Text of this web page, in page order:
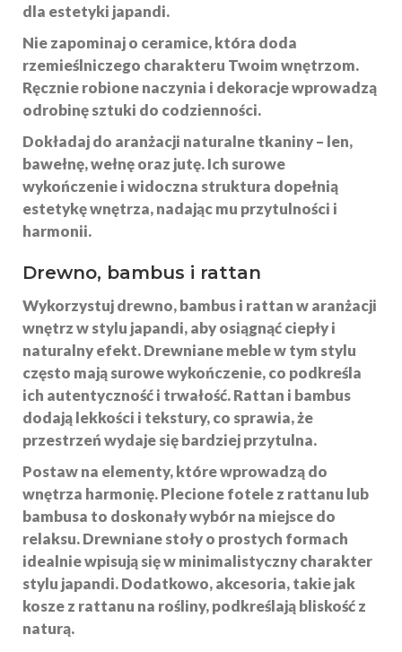
dla estetyki japandi.
Nie zapominaj o ceramice, która doda
rzemieślniczego charakteru Twoim wnętrzom.
Ręcznie robione naczynia i dekoracje wprowadzą
odrobinę sztuki do codzienności.
Dokładaj do aranżacji naturalne tkaniny– len,
bawełnę, wełnę oraz jutę. Ich surowe
wykończenie i widoczna struktura dopełnią
estetykę wnętrza, nadając mu przytulności i
harmonii.
Drewno, bambus i rattan
Wykorzystujdrewno,bambusi rattanw aranżacji
wnętrz w stylu japandi, aby osiągnąć ciepły i
naturalny efekt. Drewniane meble w tym stylu
często mają surowe wykończenie, co podkreśla
ich autentyczność i trwałość. Rattan i bambus
dodają lekkości i tekstury, co sprawia, że
przestrzeń wydaje się bardziej przytulna.
Postaw na elementy, które wprowadzą do
wnętrza harmonię. Plecione fotele z rattanu lub
bambusa to doskonały wybór na miejsce do
relaksu. Drewniane stoły o prostych formach
idealnie wpisują się w minimalistyczny charakter
stylu japandi. Dodatkowo, akcesoria, takie jak
kosze z rattanu na rośliny, podkreślają bliskość z
naturą.